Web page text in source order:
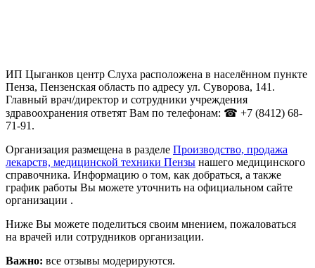
ИП Цыганков центр Слуха расположена в населённом пункте
Пенза, Пензенская область по адресу ул. Суворова, 141.
Главный врач/директор и сотрудники учреждения
здравоохранения ответят Вам по телефонам: ☎ +7 (8412) 68-
71-91.
Организация размещена в разделе Производство, продажа
лекарств, медицинской техники Пензы нашего медицинского
справочника. Информацию о том, как добраться, а также
график работы Вы можете уточнить на официальном сайте
организации .
Ниже Вы можете поделиться своим мнением, пожаловаться
на врачей или сотрудников организации.
Важно: все отзывы модерируются.